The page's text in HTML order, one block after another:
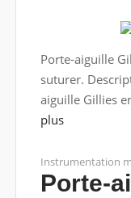
Porte-aiguille
suturer.
aiguille Gillies
plus
Instrumentation
Porte-